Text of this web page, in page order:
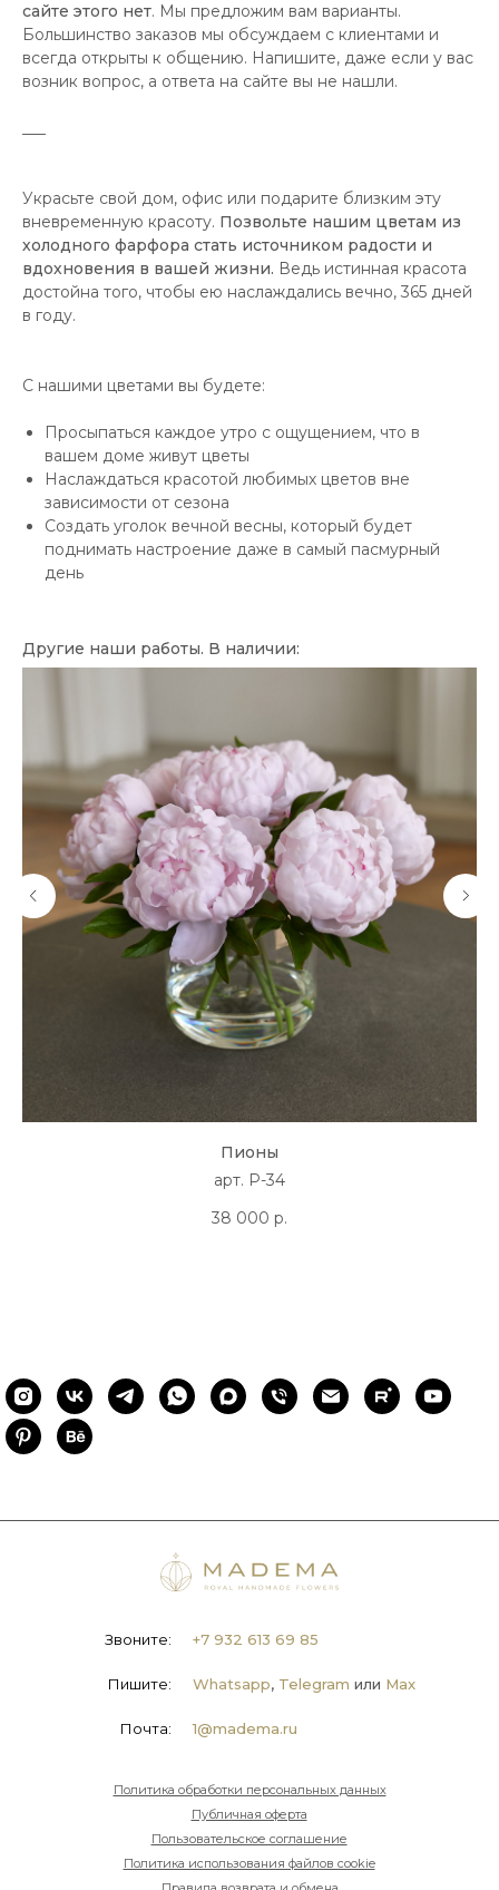
сайте этого нет. Мы предложим вам варианты.
Большинство заказов мы обсуждаем с клиентами и
всегда открыты к общению. Напишите, даже если у вас
возник вопрос, а ответа на сайте вы не нашли.
Украсьте свой дом, офис или подарите близким эту
вневременную красоту. Позвольте нашим цветам из
холодного фарфора стать источником радости и
вдохновения в вашей жизни. Ведь истинная красота
достойна того, чтобы ею наслаждались вечно, 365 дней
в году.
С нашими цветами вы будете:
Просыпаться каждое утро с ощущением, что в
вашем доме живут цветы
Наслаждаться красотой любимых цветов вне
зависимости от сезона
Создать уголок вечной весны, который будет
поднимать настроение даже в самый пасмурный
день
Другие наши работы. В наличии:
Пионы
арт. P-34
38 000 р.
Звоните:
Пишите:
Почта:
+7 932 613 69 85
Whatsapp, Telegram или Max
1@madema.ru
Политика использования файлов cookie
Публичная оферта
Политика обработки персональных данных
Пользовательское соглашение